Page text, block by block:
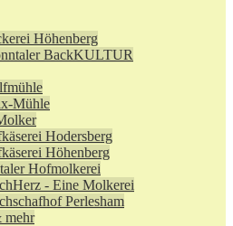
Höhenberg
BackKULTUR
Mühle
Hodersberg
Höhenberg
Hofmolkerei
- Eine Molkerei
Perlesham
mehr